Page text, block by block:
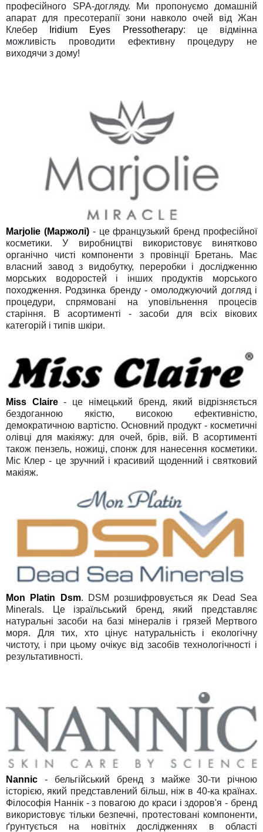
професійного SPA-догляду. Ми пропонуємо домашній
апарат для пресотерапії зони навколо очей від Жан
Клебер
Iridium Eyes Pressotherapy: це відмінна
можливість проводити ефективну процедуру не
виходячи з дому!
Marjolie (Маржолі)- це французький бренд професійної
косметики. У виробництві використовує винятково
органічно чисті компоненти з провінції Бретань. Має
власний завод з видобутку, переробки і дослідженню
морських водоростей і інших продуктів морського
походження. Родзинка бренду - омолоджуючий догляд і
процедури, спрямовані на уповільнення процесів
старіння. В асортименті - засоби для всіх вікових
категорій і типів шкіри.
Miss Claire- це німецький бренд, який відрізняється
бездоганною якістю, високою ефективністю,
демократичною вартістю. Основний продукт - косметичні
олівці для макіяжу: для очей, брів, вій. В асортименті
також пензель, ножиці, спонж для нанесення косметики.
Міс Клер - це зручний і красивий щоденний і святковий
макіяж.
Mon Platin Dsm. DSM розшифровується як Dead Sea
Minerals. Це ізраїльський бренд, який представляє
натуральні засоби на базі мінералів і грязей Мертвого
моря. Для тих, хто цінує натуральність і екологічну
чистоту, і при цьому очікує від засобів технологічності і
результативності.
Nannic
- бельгійський бренд з майже 30-ти річною
історією, який представлений більш, ніж в 40-ка країнах.
Філософія Наннік - з повагою до краси і здоров'я - бренд
використовує тільки безпечні, протестовані компоненти,
ґрунтується на новітніх дослідженнях в області